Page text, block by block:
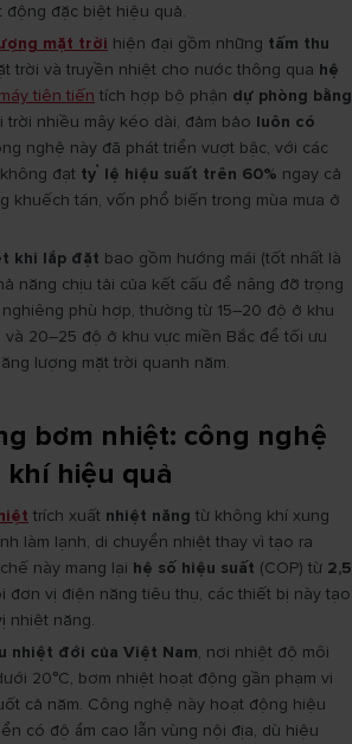
đặc biệt hiệu quả.
mặt trời hiện đại gồm những tấm thu
trời và truyền nhiệt cho nước thông qua hệ
tiên tiến tích hợp bộ phận dự phòng bằng
trời nhiều mây kéo dài, đảm bảo luôn có
nghệ này đã phát triển vượt bậc, với các
đạt tỷ lệ hiệu suất trên 60% ngay cả
khuếch tán, vốn phổ biến trong mùa mưa ở
khi lắp đặt bao gồm hướng mái (tốt nhất là
năng chịu tải của kết cấu để nâng đỡ trọng
phù hợp, thường từ 15–20 độ ở khu
và 20–25 độ ở khu vực miền Bắc để tối ưu
lượng mặt trời quanh năm.
bơm nhiệt: công nghệ
hiệu quả
trích xuất nhiệt năng từ không khí xung
làm lạnh, di chuyển nhiệt thay vì tạo ra
này mang lại hệ số hiệu suất (COP) từ 2,5
đơn vị điện năng tiêu thụ, các thiết bị này tạo
nhiệt năng.
nhiệt đới của Việt Nam, nơi nhiệt độ môi
20°C, bơm nhiệt hoạt động gần phạm vi
cả năm. Công nghệ này hoạt động hiệu
có độ ẩm cao lẫn vùng nội địa, dù hiệu